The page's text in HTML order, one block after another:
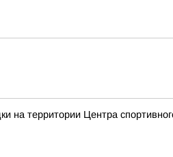
на территории Центра